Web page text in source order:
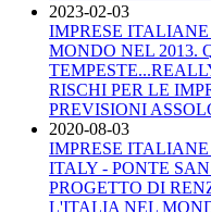
2023-02-03
IMPRESE
MONDO NEL 2013.
RISCHI PER LE
PREVISIONI
2020-08-03
IMPRESE
ITALY - PONTE
PROGETTO DI
L'ITALIA NEL